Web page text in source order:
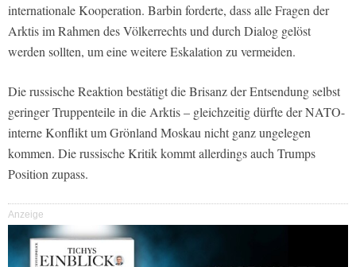
internationale Kooperation. Barbin forderte, dass alle Fragen der
Arktis im Rahmen des Völkerrechts und durch Dialog gelöst
werden sollten, um eine weitere Eskalation zu vermeiden.
Die russische Reaktion bestätigt die Brisanz der Entsendung selbst
geringer Truppenteile in die Arktis – gleichzeitig dürfte der NATO-
interne Konflikt um Grönland Moskau nicht ganz ungelegen
kommen. Die russische Kritik kommt allerdings auch Trumps
Position zupass.
Anzeige